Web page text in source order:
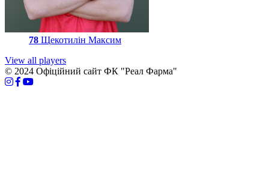
78 Щекотилін Максим
View all players
© 2024 Офіційний сайт ФК "Реал Фарма"